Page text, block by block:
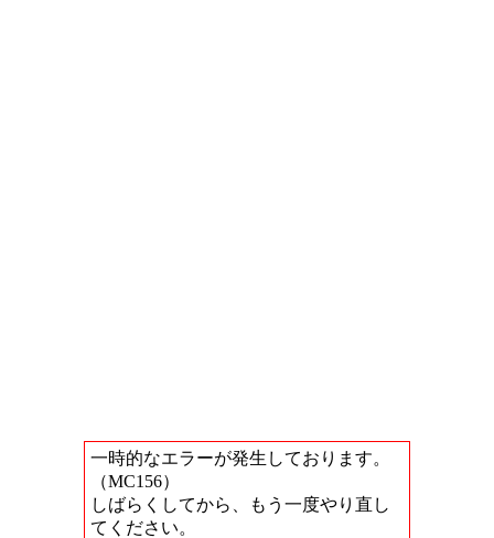
一時的なエラーが発生しております。
（MC156）
しばらくしてから、もう一度やり直し
てください。